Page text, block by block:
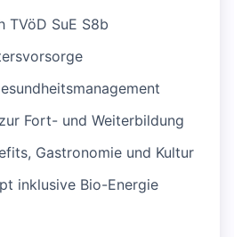
TVöD SuE S8b
Fort- und Weiterbildung
Gastronomie und Kultur
inklusive Bio-Energie